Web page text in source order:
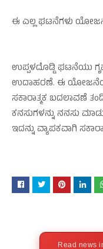
ಈ ಎಲ್ಲ ಘಟನೆಗಳು
ಉಪ್ಪಳದೊಡ್ಡಿ ಘಟನೆಯು
ಉದಾಹರಣೆ. ಈ
ಸಕಾರಾತ್ಮಕ ಬದಲಾವಣೆ
ಕನಸುಗಳನ್ನು ನನಸು
ಇದನ್ನು ವ್ಯಾಪಕವಾಗಿ
Read news